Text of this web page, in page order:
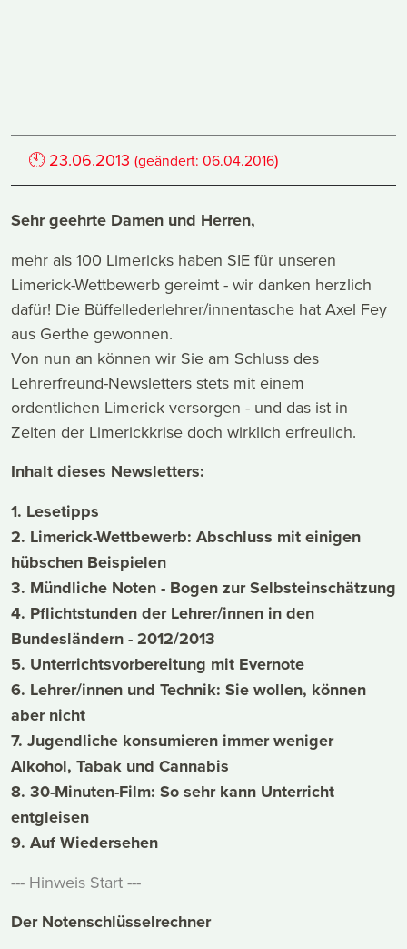
🕙 23.06.2013 (geändert:06.04.2016)
Sehr geehrte Damen und Herren,
mehr als 100 Limericks haben SIE für unseren
Limerick-Wettbewerb gereimt - wir danken herzlich
dafür! Die Büffellederlehrer/innentasche hat Axel Fey
aus Gerthe gewonnen.
Von nun an können wir Sie am Schluss des
Lehrerfreund-Newsletters stets mit einem
ordentlichen Limerick versorgen - und das ist in
Zeiten der Limerickkrise doch wirklich erfreulich.
Inhalt dieses Newsletters:
1. Lesetipps
2. Limerick-Wettbewerb: Abschluss mit einigen
hübschen Beispielen
3. Mündliche Noten - Bogen zur Selbsteinschätzung
4. Pflichtstunden der Lehrer/innen in den
Bundesländern - 2012/2013
5. Unterrichtsvorbereitung mit Evernote
6. Lehrer/innen und Technik: Sie wollen, können
aber nicht
7. Jugendliche konsumieren immer weniger
Alkohol, Tabak und Cannabis
8. 30-Minuten-Film: So sehr kann Unterricht
entgleisen
9. Auf Wiedersehen
--- Hinweis Start ---
Der Notenschlüsselrechner